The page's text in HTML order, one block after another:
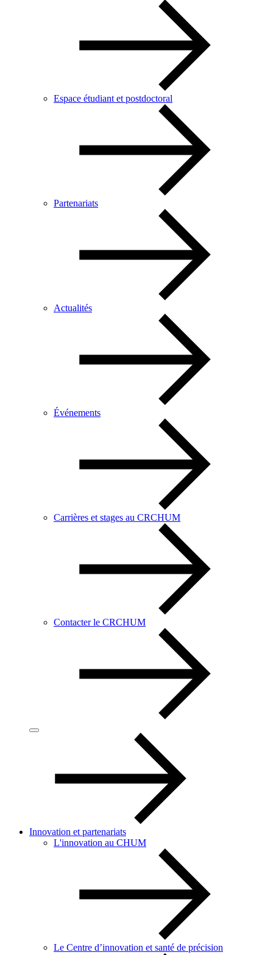
Espace étudiant et postdoctoral
Partenariats
Actualités
Événements
Carrières et stages au CRCHUM
Contacter le CRCHUM
Innovation et partenariats
L'innovation au CHUM
Le Centre d’innovation et santé de précision